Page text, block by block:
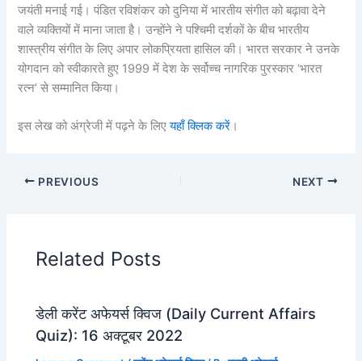
जयंती मनाई गई। पंडित रविशंकर को दुनिया में भारतीय संगीत को बढ़ावा देने
वाले व्यक्तियों में माना जाता है। उन्होंने ने पश्चिमी दर्शकों के बीच भारतीय
शास्त्रीय संगीत के लिए अपार लोकप्रियता हासिल की। भारत सरकार ने उनके
योगदान को स्वीकारते हुए 1999 में देश के सर्वोच्च नागरिक पुरस्कार ‘भारत
रत्न’ से सम्मानित किया।
इस लेख को अंग्रेजी में पढ़ने के लिएयहाँ क्लिक करें ।
PREVIOUS NEXT
Related Posts
डेली करेंट अफेयर्स क्विज (Daily Current Affairs
Quiz): 16 अक्टूबर 2022